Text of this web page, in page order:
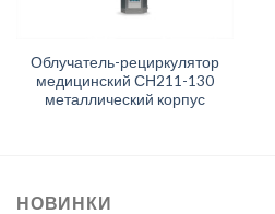
Облучатель-рециркулятор
медицинский СН211-130
металлический корпус
НОВИНКИ